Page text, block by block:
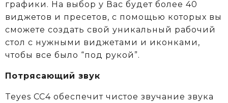
графики. На выбор у Вас будет более 40
виджетов и пресетов, с помощью которых вы
сможете создать свой уникальный рабочий
стол с нужными виджетами и иконками,
чтобы все было “под рукой”.
Потрясающий звук
Teyes CC4 обеспечит чистое звучание звука